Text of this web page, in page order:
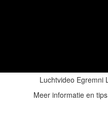
Luchtvideo Egremni
Meer informatie en